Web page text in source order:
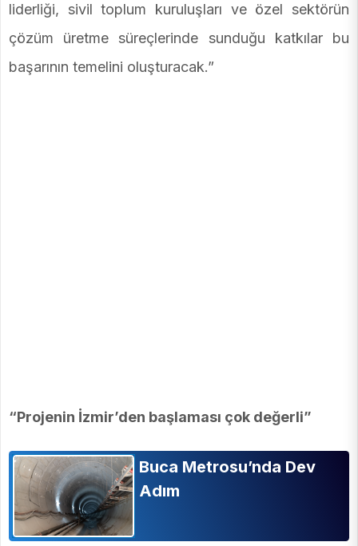
liderliği, sivil toplum kuruluşları ve özel sektörün
çözüm üretme süreçlerinde sunduğu katkılar bu
başarının temelini oluşturacak.”
“Projenin İzmir’den başlaması çok değerli”
Buca Metrosu’nda Dev
Adım